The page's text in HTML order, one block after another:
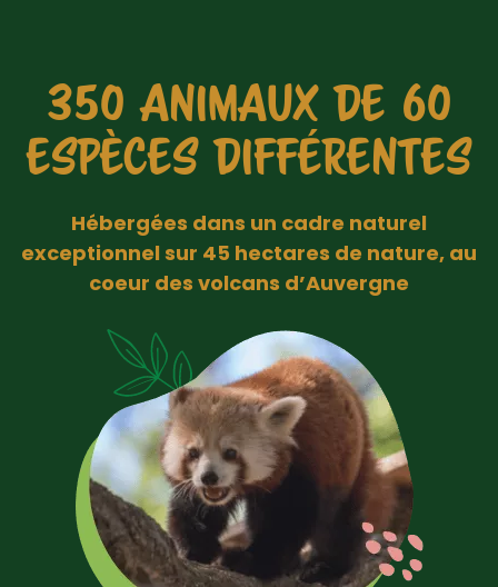
350 ANIMAUX DE 60
ESPÈCES DIFFÉRENTES
Hébergées dans un cadre naturel
exceptionnel sur 45 hectares de nature, au
coeur des volcans d’Auvergne